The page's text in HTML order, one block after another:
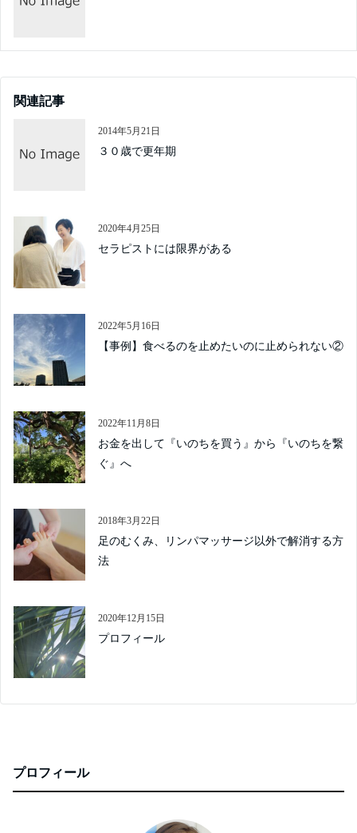
関連記事
2014年5月21日
３０歳で更年期
2020年4月25日
セラピストには限界がある
2022年5月16日
【事例】食べるのを止めたいのに止められない②
2022年11月8日
お金を出して『いのちを買う』から『いのちを繋
ぐ』へ
2018年3月22日
足のむくみ、リンパマッサージ以外で解消する方
法
2020年12月15日
プロフィール
プロフィール